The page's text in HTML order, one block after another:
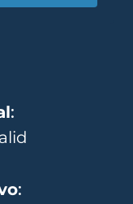
:
: